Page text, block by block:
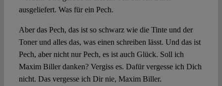
ausgeliefert. Was für ein Pech.
Aber das Pech, das ist so schwarz wie die Tinte und der
Toner und alles das, was einen schreiben lässt. Und das ist
Pech, aber nicht nur Pech, es ist auch Glück. Soll ich
Maxim Biller danken? Vergiss es. Dafür vergesse ich Dich
nicht. Das vergesse ich Dir nie, Maxim Biller.